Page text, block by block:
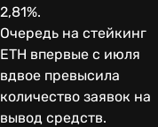
2,81%.
Очередь на стейкинг
ETH впервые с июля
вдвое превысила
количество заявок на
вывод средств.